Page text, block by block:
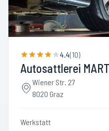
4.4(10)
Autosattlerei
Wiener Str. 27
8020 Graz
Werkstatt